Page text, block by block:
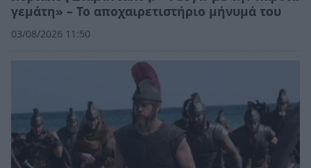
γεμάτη» – Το αποχαιρετιστήριο μήνυμά του
03/08/2026 11:50